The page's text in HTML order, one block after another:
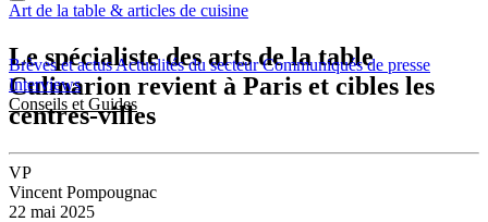
Brèves et actusActualités du secteurCommuniqués de presse
Interviews
Conseils et Guides
Art de la table & articles de cuisine
Le spécialiste des arts de la table
Culinarion revient à Paris et cibles les
centres-villes
VP
Vincent Pompougnac
22 mai 2025